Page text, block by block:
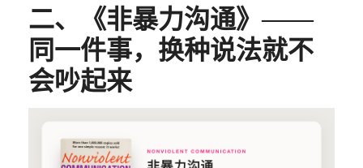
二、《非暴力沟通》——
同一件事，换种说法就不
会吵起来